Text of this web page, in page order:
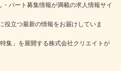
パート募集情報が満載の求人情報サイ
役立つ最新の情報をお届けしていま
集」を展開する株式会社クリエイトが